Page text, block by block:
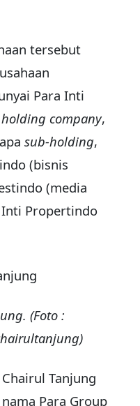
tersebut
Para Inti
company,
sub-holding,
(bisnis
(media
Inti Propertindo
(Foto :
Tanjung
Para Group